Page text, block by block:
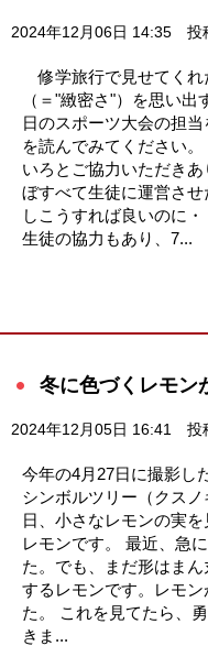
2024年12月06日 14:35 投
修学旅行で見せてくれ
（＝"緻密さ"）を思い
日のスポーツ大会の担
を読んでみてください
いろとご協力いただき
ぼすべて生徒に運営さ
しこうすれば良いのに
生徒の協力もあり、7...
冬に色づくレモン
2024年12月05日 16:41 投
今年の4月27日に撮影
シンボルツリー（クス
日、小さなレモンの実
レモンです。 最近、急
た。でも、まだ形はま
するレモンです。レモ
た。 これを見てたら、
きま...